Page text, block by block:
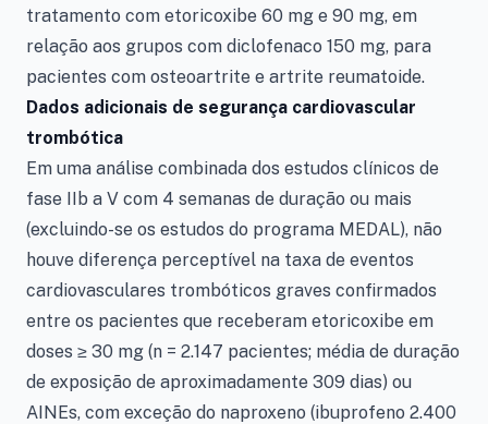
tratamento com etoricoxibe 60 mg e 90 mg, em
relação aos grupos com diclofenaco 150 mg, para
pacientes com osteoartrite e artrite reumatoide.
Dados adicionais de segurança cardiovascular
trombótica
Em uma análise combinada dos estudos clínicos de
fase IIb a V com 4 semanas de duração ou mais
(excluindo-se os estudos do programa MEDAL), não
houve diferença perceptível na taxa de eventos
cardiovasculares trombóticos graves confirmados
entre os pacientes que receberam etoricoxibe em
doses ≥ 30 mg (n = 2.147 pacientes; média de duração
de exposição de aproximadamente 309 dias) ou
AINEs, com exceção do naproxeno (ibuprofeno 2.400